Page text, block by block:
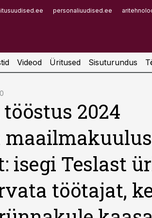
personaliuudised.ee
Videod Üritused Sisuturundus
2024
maailmakuulus
isegi Teslast
töötajat,